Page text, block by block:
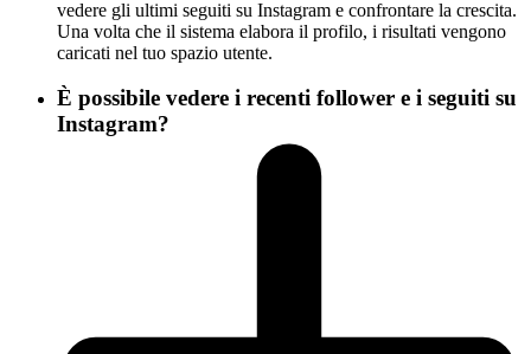
vedere gli ultimi seguiti su Instagram e confrontare la crescita.
Una volta che il sistema elabora il profilo, i risultati vengono
caricati nel tuo spazio utente.
È possibile vedere i recenti follower e i seguiti su
Instagram?